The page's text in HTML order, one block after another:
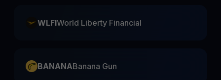
WLFIWorld Liberty Financial
BANANABanana Gun